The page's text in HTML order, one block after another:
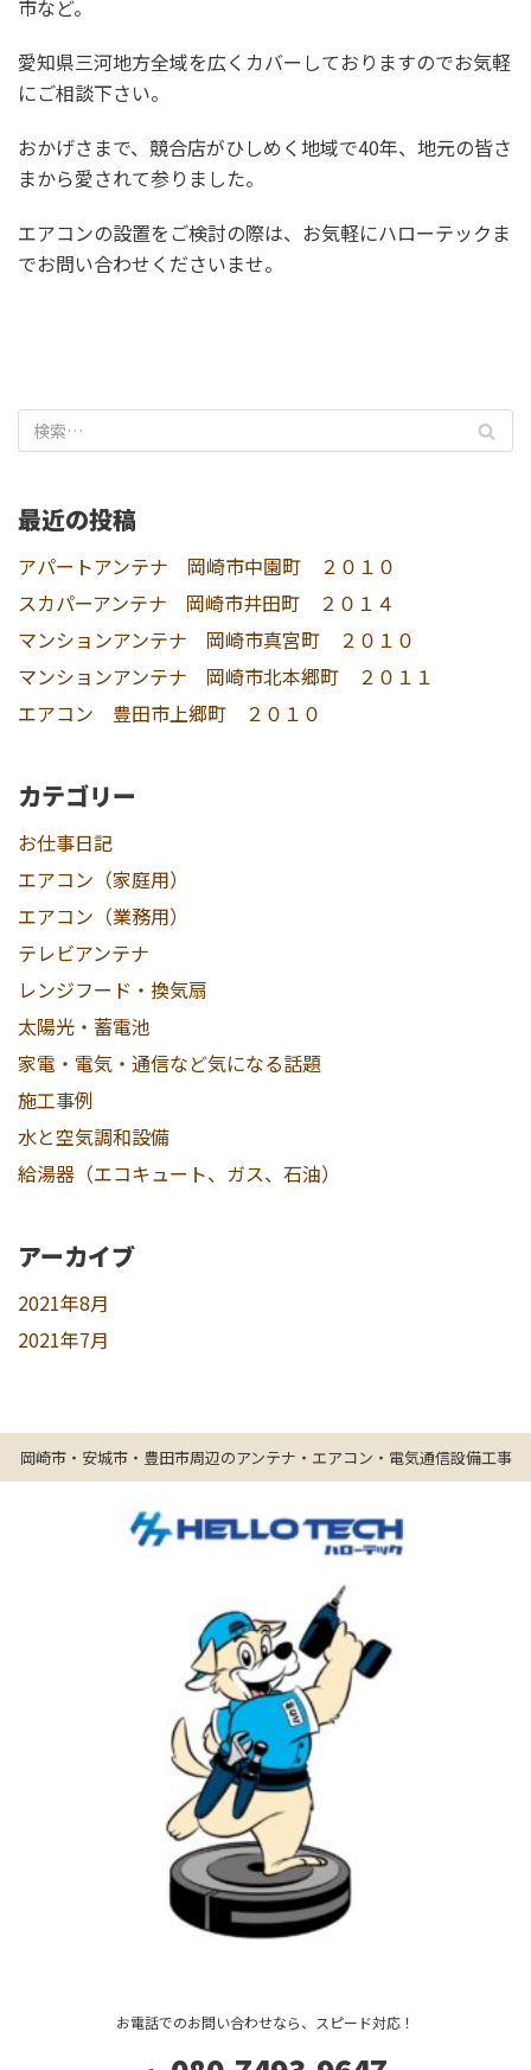
市など。
愛知県三河地方全域を広くカバーしておりますのでお気軽
にご相談下さい。
おかげさまで、競合店がひしめく地域で40年、地元の皆さ
まから愛されて参りました。
エアコンの設置をご検討の際は、お気軽にハローテックま
でお問い合わせくださいませ。
最近の投稿
アパートアンテナ 岡崎市中園町 ２０１０
スカパーアンテナ 岡崎市井田町 ２０１４
マンションアンテナ 岡崎市真宮町 ２０１０
マンションアンテナ 岡崎市北本郷町 ２０１１
エアコン 豊田市上郷町 ２０１０
カテゴリー
お仕事日記
エアコン（家庭用）
エアコン（業務用）
テレビアンテナ
レンジフード・換気扇
太陽光・蓄電池
家電・電気・通信など気になる話題
施工事例
水と空気調和設備
給湯器（エコキュート、ガス、石油）
アーカイブ
2021年8月
2021年7月
岡崎市・安城市・豊田市周辺のアンテナ・エアコン・電気通信設備工事
お電話でのお問い合わせなら、スピード対応！